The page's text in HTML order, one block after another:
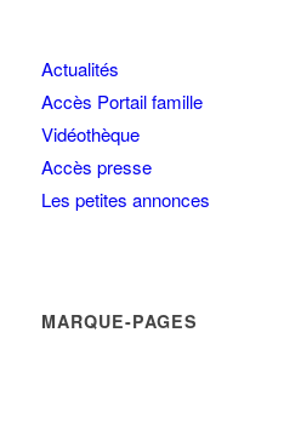
Actualités
Accès Portail famille
Vidéothèque
Accès presse
Les petites annonces
MARQUE-PAGES